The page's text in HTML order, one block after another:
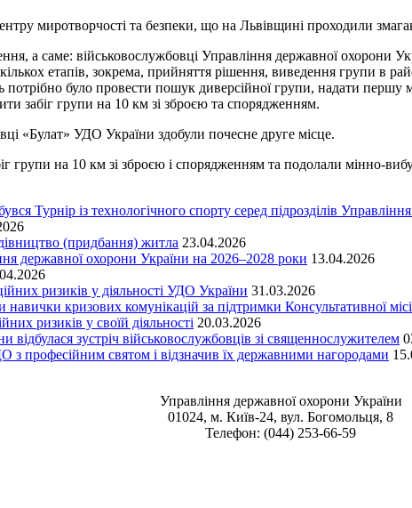
миротворчості та безпеки, що на Львівщині проходили
а саме: військовослужбовці Управління державної охорони
етапів, зокрема, прийняття рішення, виведення групи в
було провести пошук диверсійної групи, надати першу
забіг групи на 10 км зі зброєю та спорядженням.
«Булат» УДО України здобули почесне друге місце.
Турнір із технологічного спорту серед підрозділів
(придбання) житла 23.04.2026
державної охорони України на 2026–2028 роки 13.04.2026
ризиків у діяльності УДО України 31.03.2026
кризових комунікацій за підтримки Консультативної
ризиків у своїй діяльності 20.03.2026
відбулася зустріч військовослужбовців зі священнослужителем
з професійним святом і відзначив їх державними нагородами
Управління державної охорони України
01024, м. Київ-24, вул. Богомольця, 8
Телефон: (044) 253-66-59